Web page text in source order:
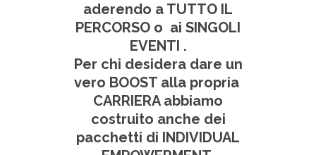
aderendo a TUTTO IL
PERCORSO o ai SINGOLI
EVENTI .
Per chi desidera dare un
vero BOOST alla propria
CARRIERA abbiamo
costruito anche dei
pacchetti di INDIVIDUAL